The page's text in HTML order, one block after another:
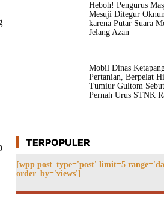
Heboh! Pengurus
Mesuji Ditegur
karena Putar Suara
Jelang Azan
Mobil Dinas
Pertanian, Berpelat
Tumiur Gultom
Pernah Urus STNK
TERPOPULER
[wpp post_type='post' limit=5
order_by='views']